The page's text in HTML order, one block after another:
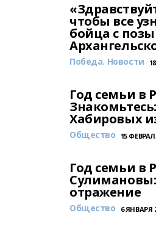
чтобы все
бойца с
Победа. Новости
Год семьи в
Хабировых
Общество 15
Год семьи в
отражение
Общество 6 ЯНВАРЯ